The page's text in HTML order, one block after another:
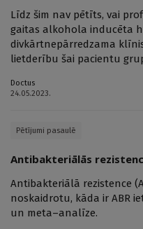
Līdz šim nav pētīts, vai
gaitas alkohola inducēta
divkārtnepārredzama
lietderību šai pacientu
Doctus
24.05.2023.
Pētījumi pasaulē
Antibakteriālās
Antibakteriālā rezistence
noskaidrotu, kāda ir ABR
un meta–analīze.